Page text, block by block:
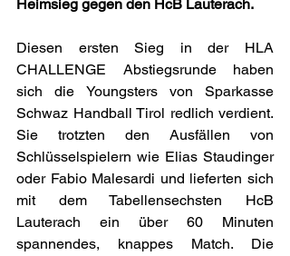
Heimsieg gegen den HcB Lauterach.
Diesen ersten Sieg in der HLA
CHALLENGE Abstiegsrunde haben
sich die Youngsters von Sparkasse
Schwaz Handball Tirol redlich verdient.
Sie trotzten den Ausfällen von
Schlüsselspielern wie Elias Staudinger
oder Fabio Malesardi und lieferten sich
mit dem Tabellensechsten HcB
Lauterach ein über 60 Minuten
spannendes, knappes Match. Die